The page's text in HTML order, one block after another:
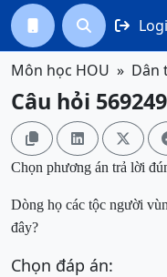
 
Môn học HOU Dân
Câu hỏi
  
Chọn phương án trả lời
Dòng họ các tộc người
đây?
Chọn đáp án: